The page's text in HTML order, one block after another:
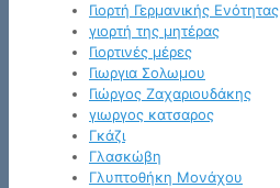
Γιορτή Γερμανικής Ενότητας
γιορτή της μητέρας
Γιορτινές μέρες
Γιωργια Σολωμου
Γιώργος Ζαχαριουδάκης
γιωργος κατσαρος
Γκάζι
Γλασκώβη
Γλυπτοθήκη Μονάχου